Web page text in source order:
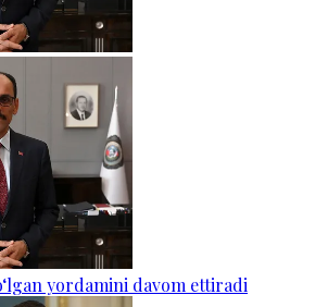
yordamini davom ettiradi